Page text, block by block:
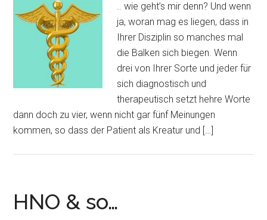
.. wie geht’s mir denn? Und wenn
ja, woran mag es liegen, dass in
Ihrer Disziplin so manches mal
die Balken sich biegen. Wenn
drei von Ihrer Sorte und jeder für
sich diagnostisch und
therapeutisch setzt hehre Worte
dann doch zu vier, wenn nicht gar fünf Meinungen
kommen, so dass der Patient als Kreatur und […]
HNO & so…